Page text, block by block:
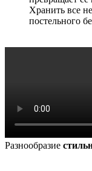
Хранить все
постельного
Разнообразие